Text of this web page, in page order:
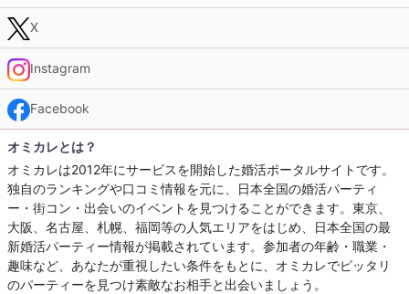
X
Instagram
Facebook
オミカレとは？
オミカレは2012年にサービスを開始した婚活ポータルサイトです。
独自のランキングや口コミ情報を元に、日本全国の婚活パーティ
ー・街コン・出会いのイベントを見つけることができます。東京、
大阪、名古屋、札幌、福岡等の人気エリアをはじめ、日本全国の最
新婚活パーティー情報が掲載されています。参加者の年齢・職業・
趣味など、あなたが重視したい条件をもとに、オミカレでピッタリ
のパーティーを見つけ素敵なお相手と出会いましょう。